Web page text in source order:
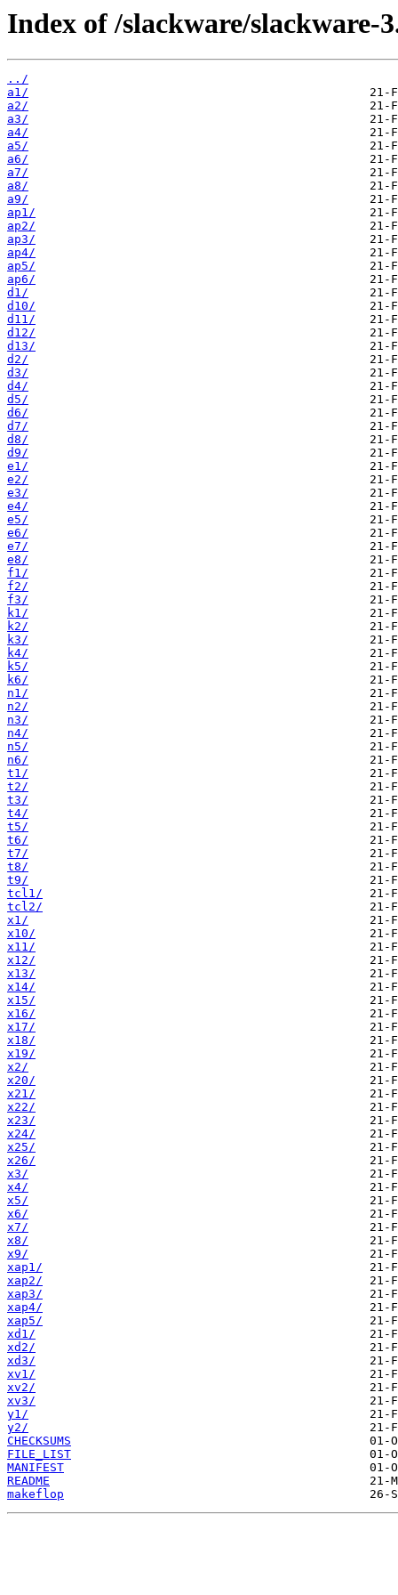
Index of /slackware/slackware-
../
a1/
a2/
a3/
a4/
a5/
a6/
a7/
a8/
a9/
ap1/
ap2/
ap3/
ap4/
ap5/
ap6/
d1/
d10/
d11/
d12/
d13/
d2/
d3/
d4/
d5/
d6/
d7/
d8/
d9/
e1/
e2/
e3/
e4/
e5/
e6/
e7/
e8/
f1/
f2/
f3/
k1/
k2/
k3/
k4/
k5/
k6/
n1/
n2/
n3/
n4/
n5/
n6/
t1/
t2/
t3/
t4/
t5/
t6/
t7/
t8/
t9/
tcl1/
tcl2/
x1/
x10/
x11/
x12/
x13/
x14/
x15/
x16/
x17/
x18/
x19/
x2/
x20/
x21/
x22/
x23/
x24/
x25/
x26/
x3/
x4/
x5/
x6/
x7/
x8/
x9/
xap1/
xap2/
xap3/
xap4/
xap5/
xd1/
xd2/
xd3/
xv1/
xv2/
xv3/
y1/
y2/
CHECKSUMS
FILE_LIST
MANIFEST
README
makeflop